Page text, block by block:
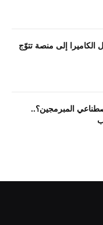
إلى منصة تتوّج
المبرمجين؟..